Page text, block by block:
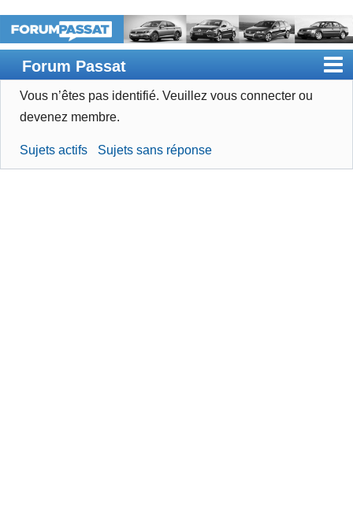
Forum Passat
Accueil
Devenir membre
Vous n’êtes pas identifié. Veuillez vous connecter ou
devenez membre.
Sujets actifs Sujets sans réponse